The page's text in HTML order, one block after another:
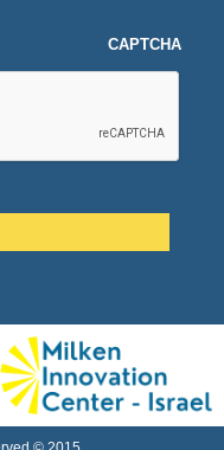
CAPTCHA